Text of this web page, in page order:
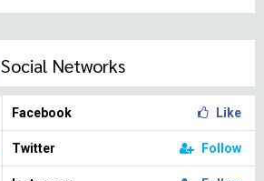
Social Networks
Facebook Like
Twitter Follow